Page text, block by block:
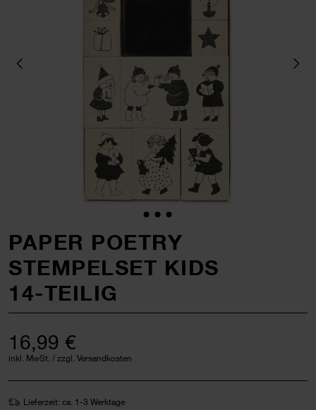
PAPER POETRY
STEMPELSET KIDS
14-TEILIG
16,99 €
inkl. MwSt. / zzgl. Versandkosten
Lieferzeit: ca. 1-3 Werktage